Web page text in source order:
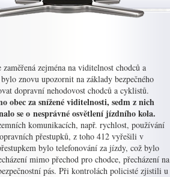
zejména na viditelnost chodců a
znovu upozornit na základy bezpečného
dopravní nehodovost chodců a cyklistů.
obec za snížené viditelnosti, sedm z nich
se o nesprávné osvětlení jízdního kola.
komunikacích, např. rychlost, používání
přestupků, z toho 412 vyřešili v
bylo telefonování za jízdy, což bylo
mimo přechod pro chodce, přecházení na
pás. Při kontrolách policisté zjistili u